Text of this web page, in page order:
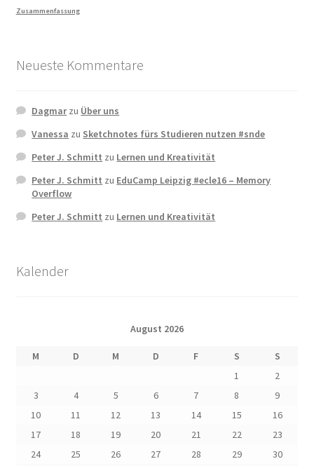
Zusammenfassung
Neueste Kommentare
Dagmarzu Über uns
Vanessa zu Sketchnotes fürs Studieren nutzen #snde
Peter J. Schmitt zu Lernen und Kreativität
Peter J. Schmitt zu EduCamp Leipzig #ecle16 – Memory
Overflow
Peter J. Schmitt zu Lernen und Kreativität
Kalender
August 2026
M D M D F S
S
1
2
3
4 5 6 7 8
9
10
11 12 13 14 15
16
17
18 19 20 21 22
23
24
25 26 27 28 29
30